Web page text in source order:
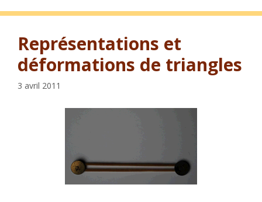
Représentations et
déformations de triangles
3 avril 2011